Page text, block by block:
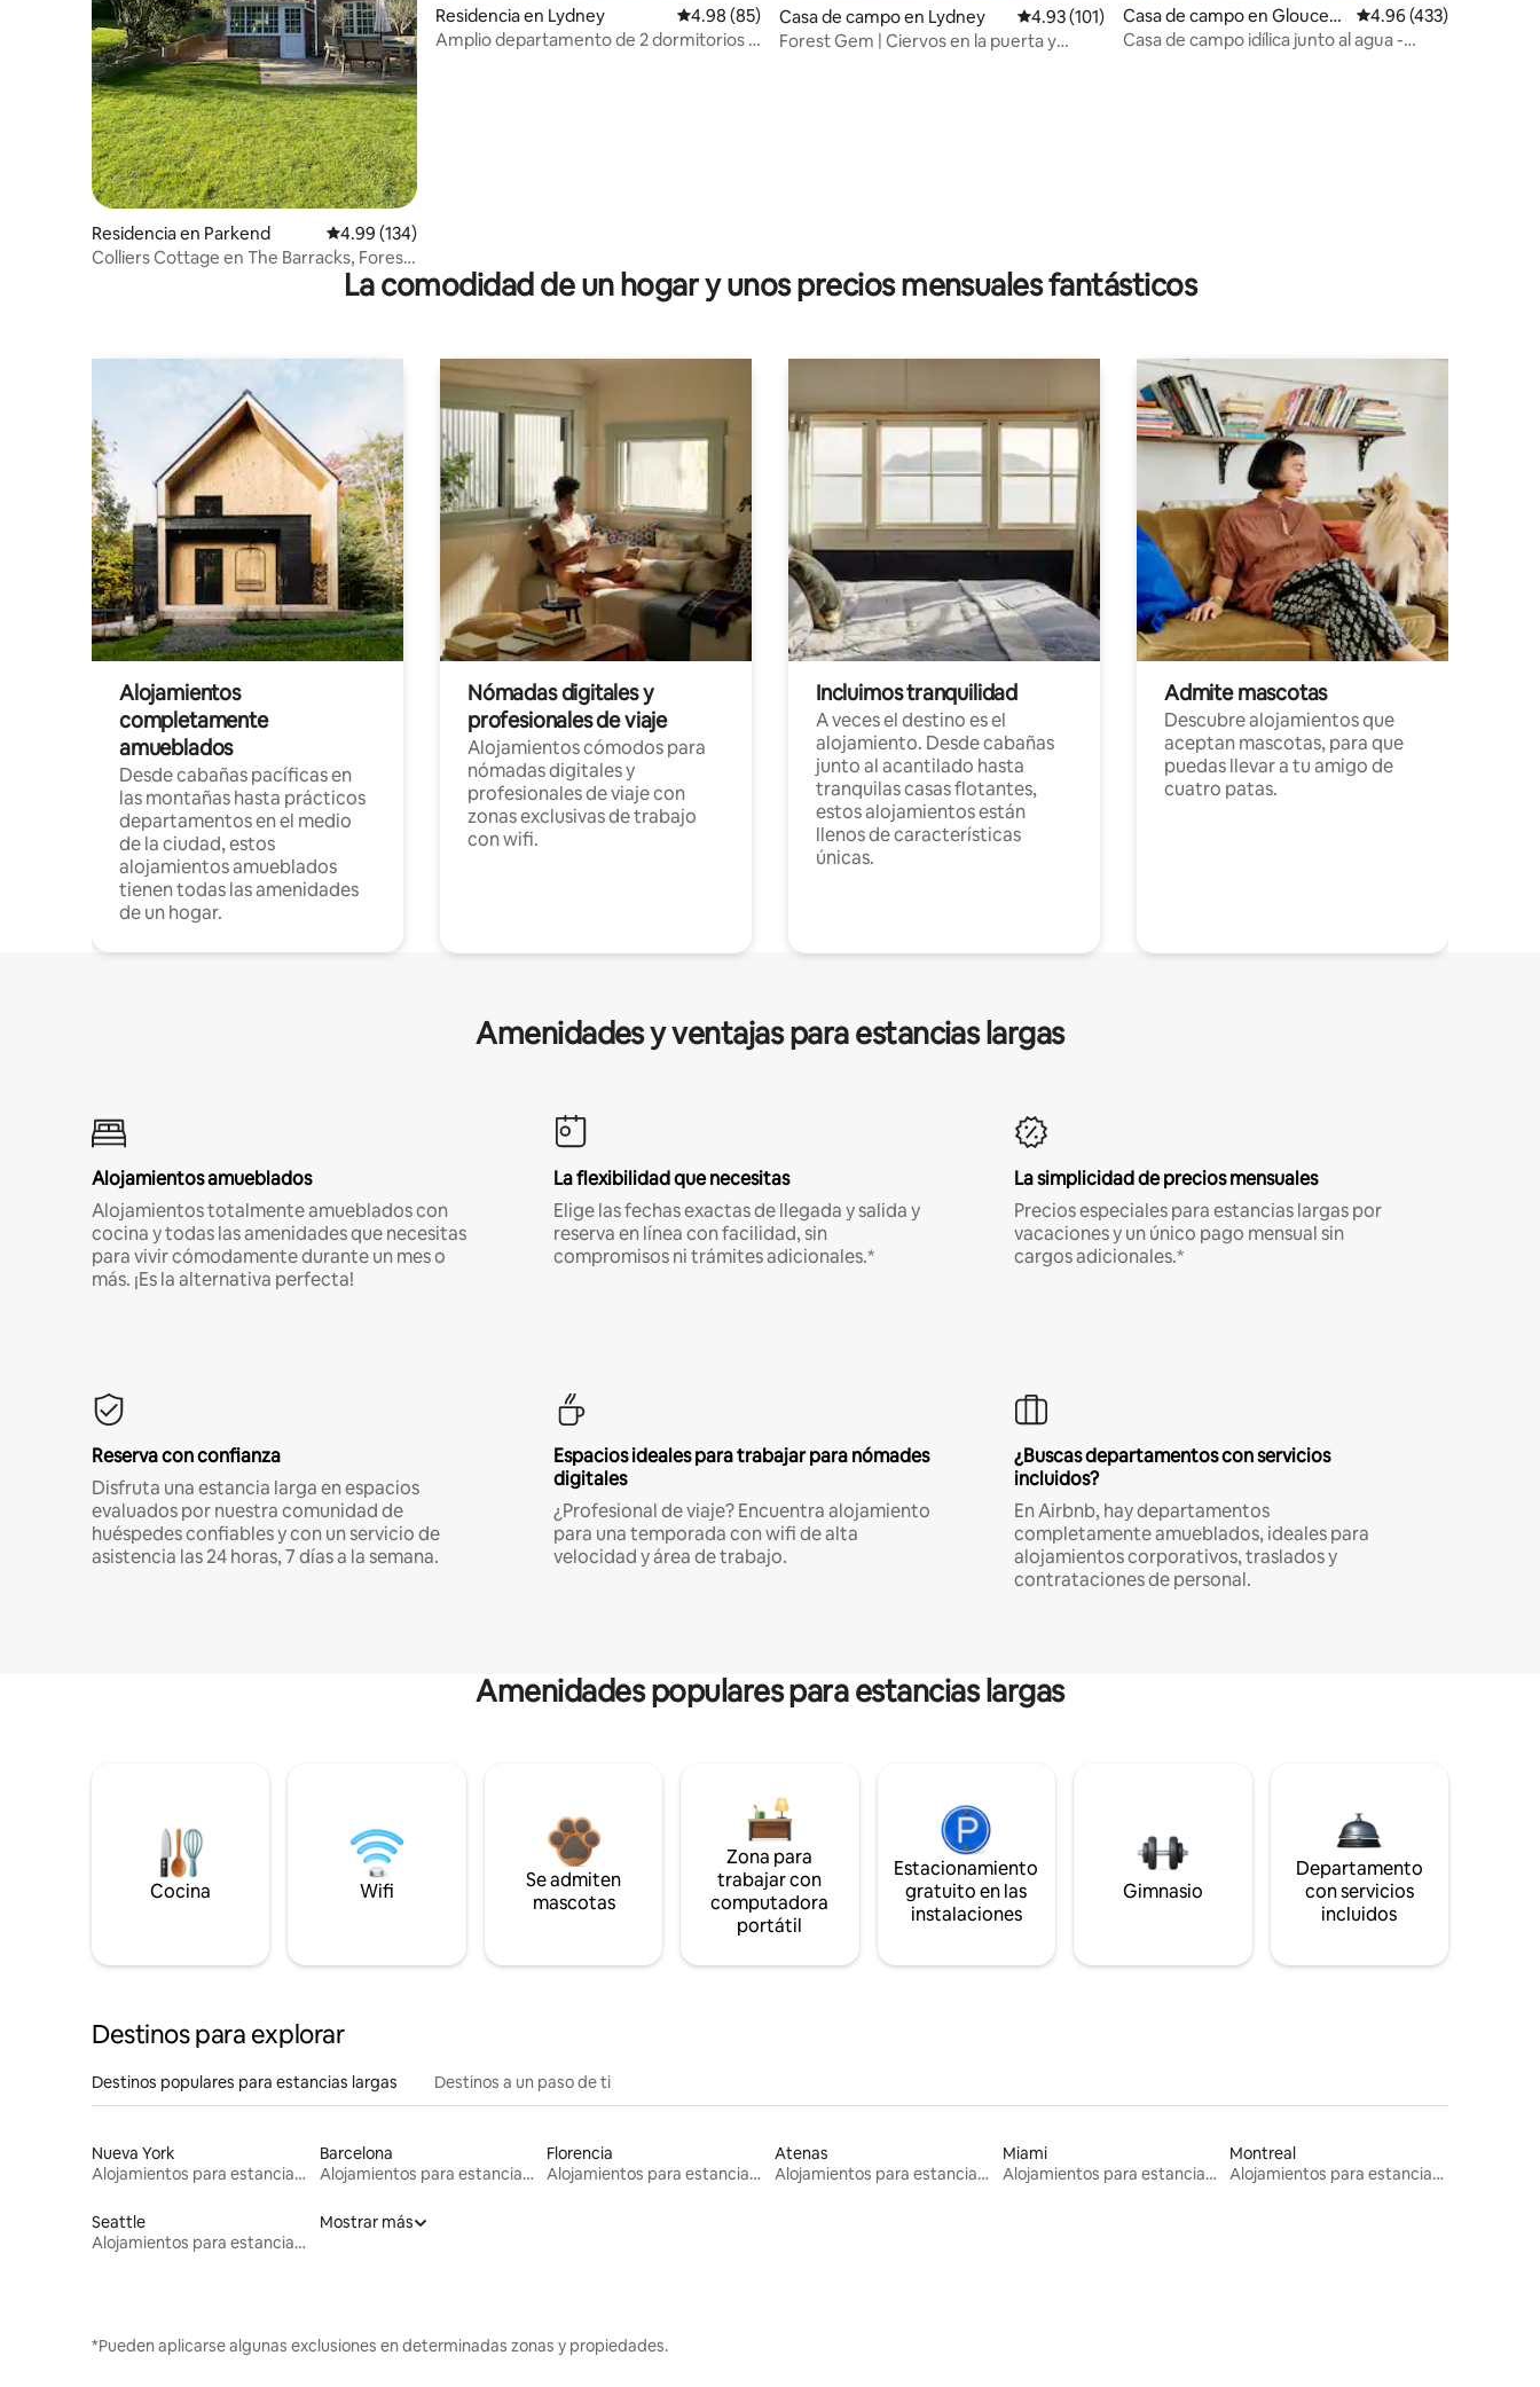
Residencia en Parkend Calificación promedio: 4.99 de 5; 134 evaluaciones
4.99 (134)
Colliers Cottage en The Barracks, Forest
Residencia en Lydney Calificación promedio: 4.98 de 5; 85 evaluaciones
4.98 (85)
Amplio departamento de 2 dormitorios /
Casa de campo en Lydney Calificación promedio: 4.93 de 5; 101 evaluaciones
4.93 (101)
Forest Gem | Ciervos en la puerta y
Casa de campo en Gloucest
ershire
Calificación promedio:
4.96 (433)
Casa de campo idílica junto al agua -
La comodidad de un hogar y unos precios mensuales fantásticos
Alojamientos
completamente
amueblados
Desde cabañas pacíficas en
las montañas hasta prácticos
departamentos en el medio
de la ciudad, estos
alojamientos amueblados
tienen todas las amenidades
de un hogar.
Nómadas digitales y
profesionales de viaje
Alojamientos cómodos para
nómadas digitales y
profesionales de viaje con
zonas exclusivas de trabajo
con wifi.
Incluimos tranquilidad
A veces el destino es el
alojamiento. Desde cabañas
junto al acantilado hasta
tranquilas casas flotantes,
estos alojamientos están
llenos de características
únicas.
Admite mascotas
Descubre alojamientos que
aceptan mascotas, para que
puedas llevar a tu amigo de
cuatro patas.
Amenidades y ventajas para estancias largas
Alojamientos amueblados
Alojamientos totalmente amueblados con
cocina y todas las amenidades que necesitas
para vivir cómodamente durante un mes o
más. ¡Es la alternativa perfecta!
La flexibilidad que necesitas
Elige las fechas exactas de llegada y salida y
reserva en línea con facilidad, sin
compromisos ni trámites adicionales.*
La simplicidad de precios mensuales
Precios especiales para estancias largas por
vacaciones y un único pago mensual sin
cargos adicionales.*
Reserva con confianza
Disfruta una estancia larga en espacios
evaluados por nuestra comunidad de
huéspedes confiables y con un servicio de
asistencia las 24 horas, 7 días a la semana.
Espacios ideales para trabajar para nómades
digitales
¿Profesional de viaje? Encuentra alojamiento
para una temporada con wifi de alta
velocidad y área de trabajo.
¿Buscas departamentos con servicios
incluidos?
En Airbnb, hay departamentos
completamente amueblados, ideales para
alojamientos corporativos, traslados y
contrataciones de personal.
Amenidades populares para estancias largas
Cocina Wifi
Se admiten
mascotas
Zona para
trabajar con
computadora
portátil
Estacionamiento
gratuito en las
instalaciones
Gimnasio
Departamento
con servicios
incluidos
Destinos para explorar
Destinos populares para estancias largas Destinos a un paso de ti
Nueva York
Alojamientos para estancias largas
Barcelona
Alojamientos para estancias largas
Florencia
Alojamientos para estancias largas
Atenas
Alojamientos para estancias largas
Miami
Alojamientos para estancias largas
Montreal
Alojamientos para estancias largas
Seattle
Alojamientos para estancias largas
Mostrar más
*Pueden aplicarse algunas exclusiones en determinadas zonas y propiedades.